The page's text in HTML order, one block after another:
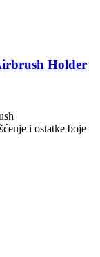
Holder
i ostatke boje